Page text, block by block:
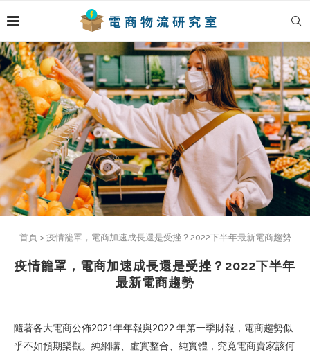
首頁> 疫情籠罩，電商加速成長還是受挫？2022下半年最新電商趨勢
疫情籠罩，電商加速成長還是受挫？2022下半年
最新電商趨勢
隨著各大電商公佈2021年年報與2022 年第一季財報，電商趨勢似
乎不如預期樂觀。純網購、虛實整合、純實體，究竟電商賣家該何